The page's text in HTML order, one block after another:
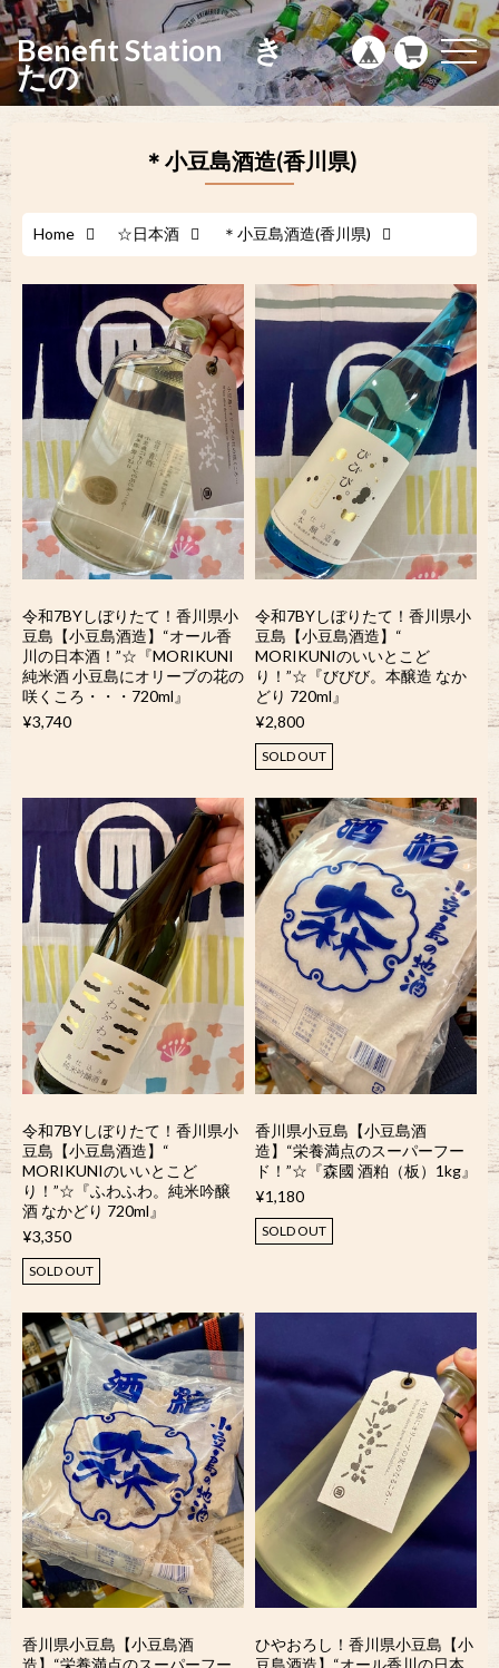
Benefit Station き
たの
t
o
g
g
g
o
n
＊小豆島酒造(香川県)
Home ☆日本酒 ＊小豆島酒造(香川県)
令和7BYしぼりたて！香川県小
豆島【小豆島酒造】“オール香
川の日本酒！”☆『MORIKUNI
純米酒 小豆島にオリーブの花の
咲くころ・・・720ml』
¥3,740
令和7BYしぼりたて！香川県小
豆島【小豆島酒造】“
MORIKUNIのいいとこど
り！”☆『びびび。本醸造 なか
どり 720ml』
¥2,800
SOLD OUT
令和7BYしぼりたて！香川県小
豆島【小豆島酒造】“
MORIKUNIのいいとこど
り！”☆『ふわふわ。純米吟醸
酒 なかどり 720ml』
¥3,350
SOLD OUT
香川県小豆島【小豆島酒
造】“栄養満点のスーパーフー
ド！”☆『森國 酒粕（板）1kg』
¥1,180
SOLD OUT
香川県小豆島【小豆島酒
造】“栄養満点のスーパーフー
ひやおろし！香川県小豆島【小
豆島酒造】“オール香川の日本
g
l
e
n
a
v
i
n